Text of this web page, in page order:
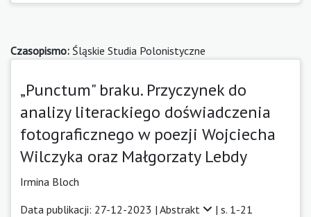
Czasopismo: Śląskie Studia Polonistyczne
„Punctum" braku. Przyczynek do
analizy literackiego doświadczenia
fotograficznego w poezji Wojciecha
Wilczyka oraz Małgorzaty Lebdy
Irmina Bloch
Data publikacji: 27-12-2023 | Abstrakt | s. 1-21